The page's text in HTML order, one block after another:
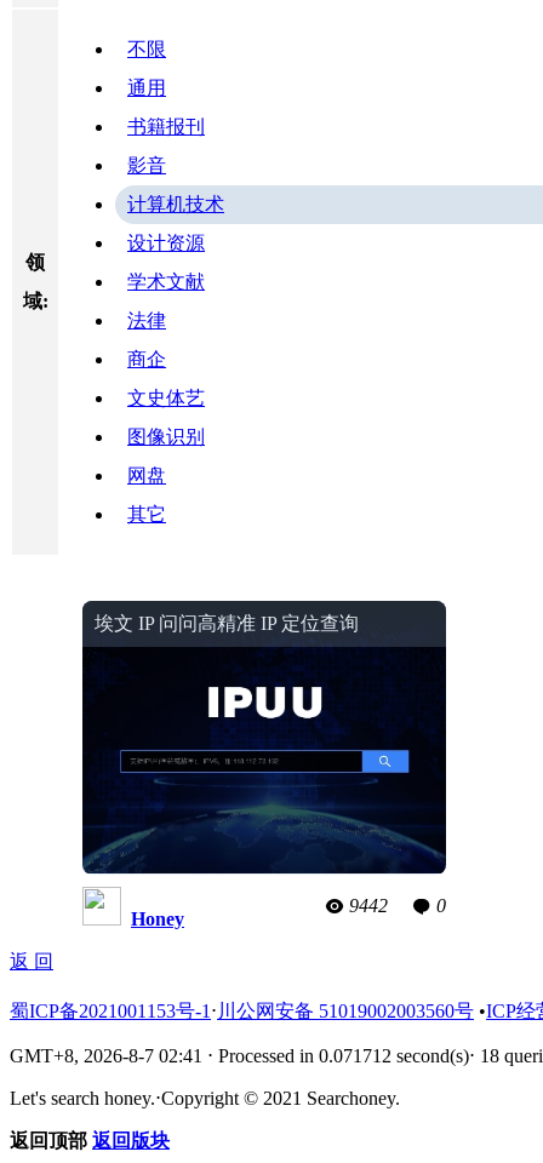
领
域:
不限
通用
书籍报刊
影音
计算机技术
设计资源
学术文献
法律
商企
文史体艺
图像识别
网盘
其它
埃文 IP 问问高精准 IP 定位查询
Honey
0
9442
返 回
蜀ICP备2021001153号-1 ⋅ 川公网安备 51019002003560号 •ICP经
GMT+8, 2026-8-7 02:41 ⋅ Processed in 0.071712 second(s)⋅ 18
Let's search honey.⋅Copyright © 2021 Searchoney.
返回顶部 返回版块